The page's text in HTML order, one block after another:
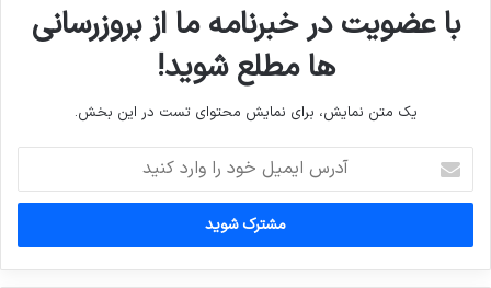
با عضویت در خبرنامه ما از بروزرسانی
ها مطلع شوید!
یک متن نمایش، برای نمایش محتوای تست در این بخش.
ایمیل
خود
وارد
کنید